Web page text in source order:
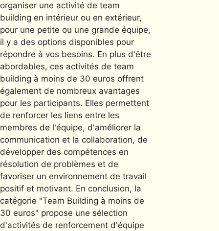
organiser une activité de team
building en intérieur ou en extérieur,
pour une petite ou une grande équipe,
il y a des options disponibles pour
répondre à vos besoins. En plus d'être
abordables, ces activités de team
building à moins de 30 euros offrent
également de nombreux avantages
pour les participants. Elles permettent
de renforcer les liens entre les
membres de l'équipe, d'améliorer la
communication et la collaboration, de
développer des compétences en
résolution de problèmes et de
favoriser un environnement de travail
positif et motivant. En conclusion, la
catégorie "Team Building à moins de
30 euros" propose une sélection
d'activités de renforcement d'équipe